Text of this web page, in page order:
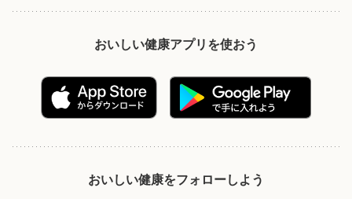
おいしい健康アプリを使おう
おいしい健康をフォローしよう